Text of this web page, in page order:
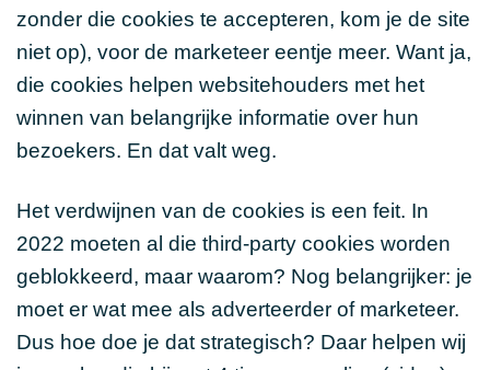
zonder die cookies te accepteren, kom je de site
niet op), voor de marketeer eentje meer. Want ja,
die cookies helpen websitehouders met het
winnen van belangrijke informatie over hun
bezoekers. En dat valt weg.
Het verdwijnen van de cookies is een feit. In
2022 moeten al die third-party cookies worden
geblokkeerd, maar waarom? Nog belangrijker: je
moet er wat mee als adverteerder of marketeer.
Dus hoe doe je dat strategisch? Daar helpen wij